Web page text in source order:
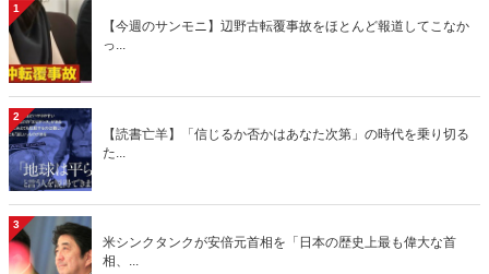
1
【今週のサンモニ】辺野古転覆事故をほとんど報道してこなか
っ...
2
【読書亡羊】「信じるか否かはあなた次第」の時代を乗り切る
た...
3
米シンクタンクが安倍元首相を「日本の歴史上最も偉大な首
相、...